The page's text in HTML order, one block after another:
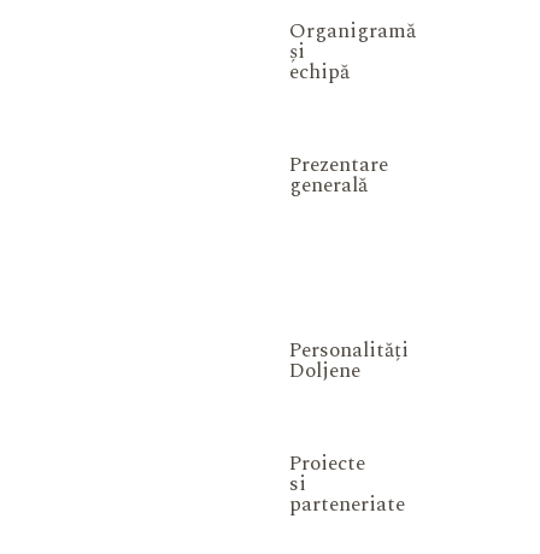
Organigramă
și
echipă
Prezentare
generală
Personalități
Doljene
Proiecte
si
parteneriate